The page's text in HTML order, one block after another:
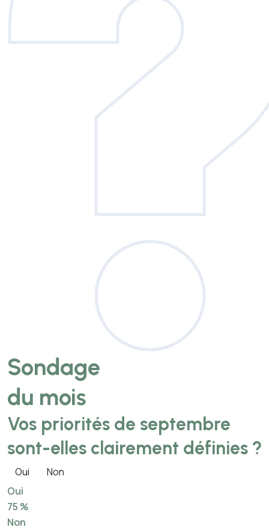
Sondage
du mois
Vos priorités de septembre
sont-elles clairement définies ?
Oui
Non
Oui
75 %
Non